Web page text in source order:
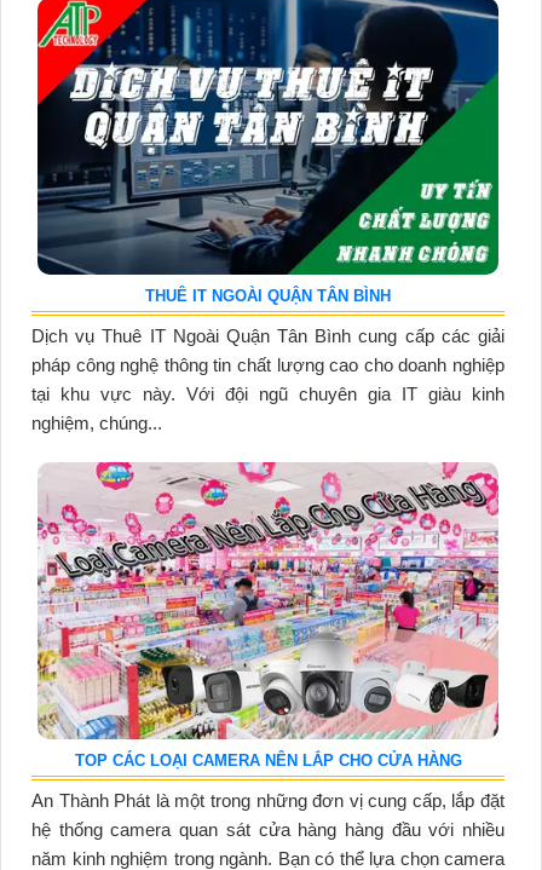
THUÊ IT NGOÀI QUẬN TÂN BÌNH
Dịch vụ Thuê IT Ngoài Quận Tân Bình cung cấp các giải
pháp công nghệ thông tin chất lượng cao cho doanh nghiệp
tại khu vực này. Với đội ngũ chuyên gia IT giàu kinh
nghiệm, chúng...
TOP CÁC LOẠI CAMERA NÊN LẮP CHO CỬA HÀNG
An Thành Phát là một trong những đơn vị cung cấp, lắp đặt
hệ thống camera quan sát cửa hàng hàng đầu với nhiều
năm kinh nghiệm trong ngành. Bạn có thể lựa chọn camera